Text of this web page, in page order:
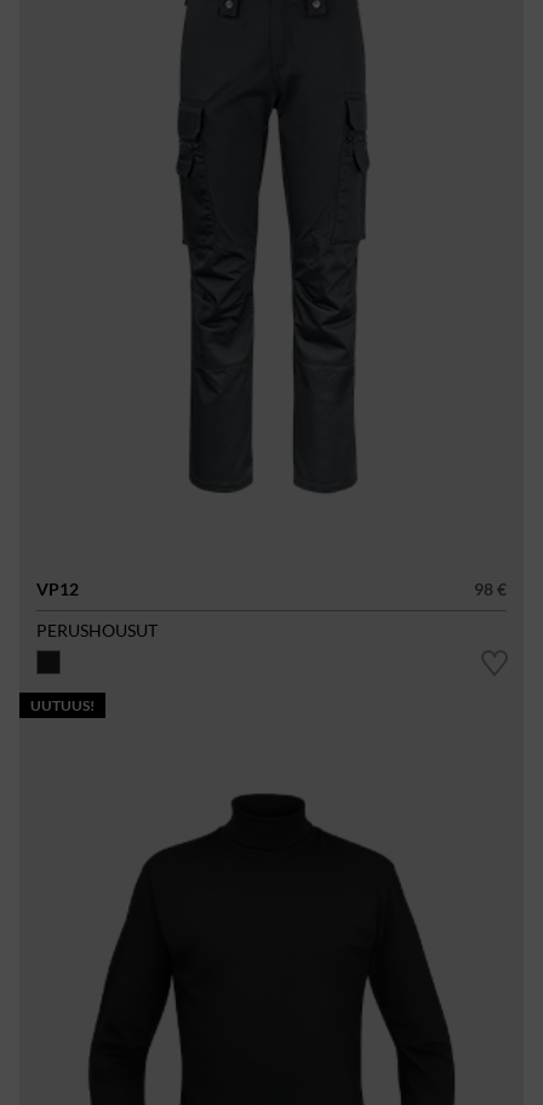
VP12
98 €
PERUSHOUSUT
UUTUUS!